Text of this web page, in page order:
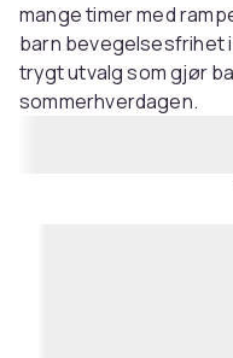
mange timer med
barn bevegelsesfrihet i
trygt utvalg som gjør
sommerhverdagen.